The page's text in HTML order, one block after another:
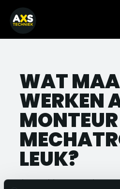
WAT
WERKEN
MONTEUR
LEUK?
Je werkt aan